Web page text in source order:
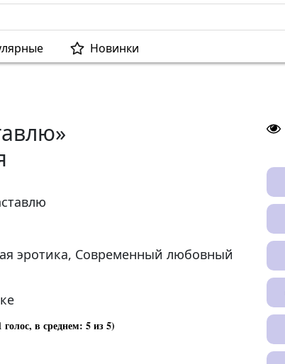
Новинки
эротика, Современный любовный
голос, в среднем: 5из 5)